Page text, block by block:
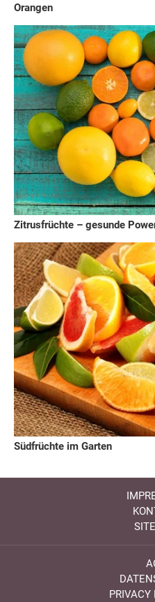
Orangen
Zitrusfrüchte – gesunde
Südfrüchte im Garten
PRIVACY